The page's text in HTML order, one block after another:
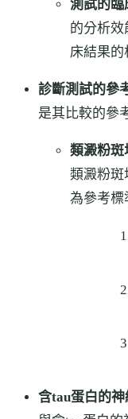
測試的臨
的分析
床結果的
診斷測試的參
是其比較的參
類澱粉斑
類澱粉斑
為參考標
含tau蛋白的